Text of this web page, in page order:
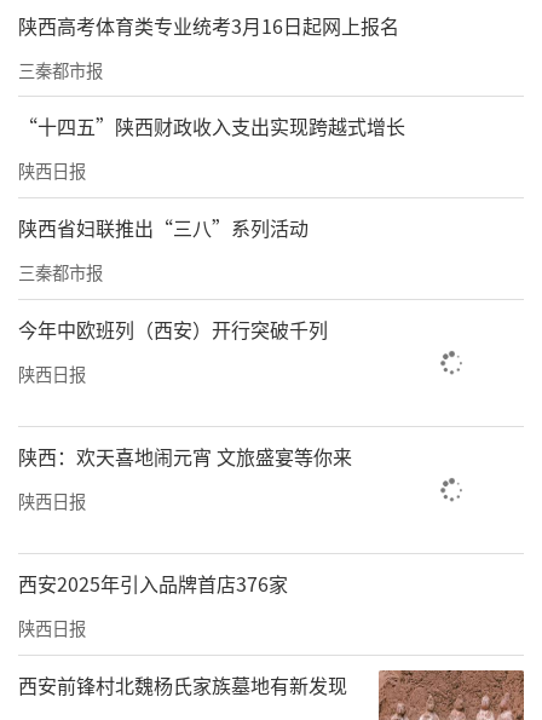
陕西高考体育类专业统考3月16日起网上报名
三秦都市报
“十四五”陕西财政收入支出实现跨越式增长
陕西日报
陕西省妇联推出“三八”系列活动
三秦都市报
今年中欧班列（西安）开行突破千列
陕西日报
陕西：欢天喜地闹元宵 文旅盛宴等你来
陕西日报
西安2025年引入品牌首店376家
陕西日报
西安前锋村北魏杨氏家族墓地有新发现